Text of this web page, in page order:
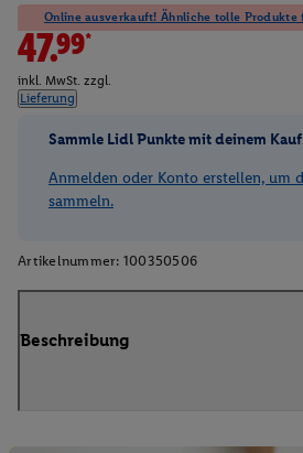
Online ausverkauft! Ähnliche tolle Produkte
47.99*
inkl. MwSt. zzgl.
Lieferung
Sammle Lidl Punkte mit deinem
Anmelden oder Konto erstellen, um
sammeln.
Artikelnummer: 100350506
Beschreibung